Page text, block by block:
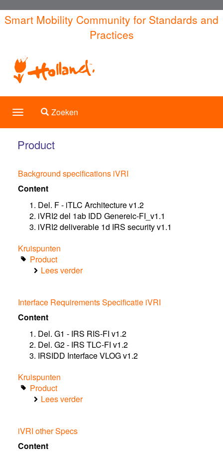
Overslaan
en
inhoud
gaan
Smart Mobility Community for Standards and
Practices
ToggleToggle search
Zoeken
Product
Background specifications iVRI
Content
Del. F - iTLC Architecture v1.2
iVRI2 del 1ab IDD Genereic-FI_v1.1
iVRI2 deliverable 1d IRS security v1.1
Kruispunten
Product
Lees verderover
iVRI
Interface Requirements Specificatie iVRI
Content
Del. G1 - IRS RIS-FI v1.2
Del. G2 - IRS TLC-FI v1.2
IRSIDD Interface VLOG v1.2
Kruispunten
Product
Lees verderover
iVRI other Specs
Content